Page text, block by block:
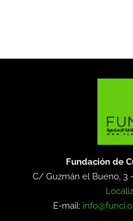
Fundación de
C/ Guzmán el Bueno, 3
E-mail: